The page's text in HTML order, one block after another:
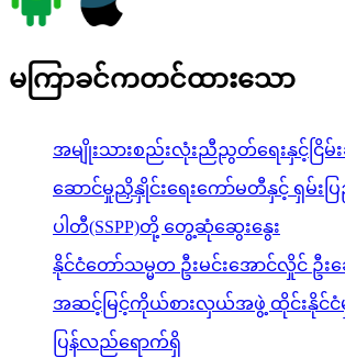
မကြာခင်ကတင်ထားသော
အမျိုးသားစည်းလုံးညီညွတ်ရေးနှင့်ငြိမ်းခ
ဆောင်မှုညှိနှိုင်းရေးကော်မတီနှင့် ရှမ်း
ပါတီ(SSPP)တို့ တွေ့ဆုံဆွေးနွေး
နိုင်ငံတော်သမ္မတ ဦးမင်းအောင်လှိုင် ဦး
အဆင့်မြင့်ကိုယ်စားလှယ်အဖွဲ့ ထိုင်းနိုင်ငံမှ
ပြန်လည်ရောက်ရှိ